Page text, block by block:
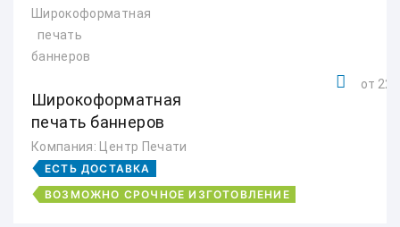
Широкоформатная
печать баннеров
Компания: Центр Печати
ЕСТЬ ДОСТАВКА
ВОЗМОЖНО СРОЧНОЕ ИЗГОТОВЛЕНИЕ
от